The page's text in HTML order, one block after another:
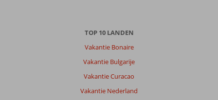
TOP 10 LANDEN
Vakantie Bonaire
Vakantie Bulgarije
Vakantie Curacao
Vakantie Nederland